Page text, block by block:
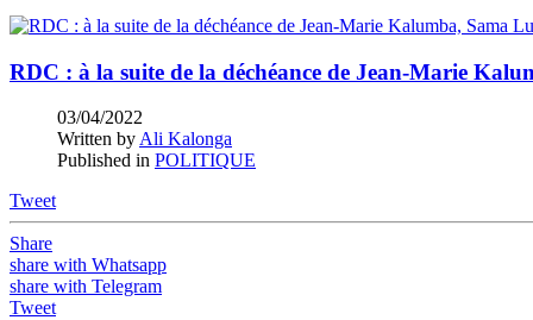
RDC : à la suite de la déchéance de Jean-Marie
03/04/2022
Written by Ali Kalonga
Published in POLITIQUE
Tweet
Share
share with Whatsapp
share with Telegram
Tweet